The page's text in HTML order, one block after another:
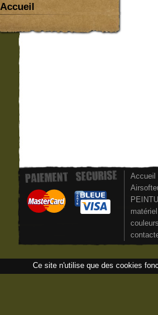
Accueil
Accueil
matériel
couleurs
Ce site n'utilise que des cookies